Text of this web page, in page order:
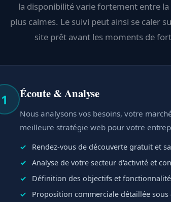
la disponibilité varie fortement entre
plus calmes. Le suivi peut ainsi se caler
site prêt avant les moments de
1 Écoute & Analyse
Nous analysons vos besoins, votre
meilleure stratégie web pour votre
Rendez-vous de découverte gratuit et
Analyse de votre secteur d'activité et
Définition des objectifs et
Proposition commerciale détaillée sous